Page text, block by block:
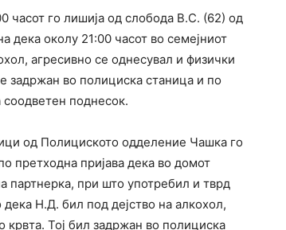
часот го лишиja од слобода В.С. (62) од
дека околу 21:00 часот во семејниот
агресивно се однесувал и физички
задржан во полициска станица и по
соодветен поднесок.
од Полициското одделение Чашка го
претходна пријава дека во домот
партнерка, при што употребил и тврд
Н.Д. бил под дејство на алкохол,
Тој бил задржан во полициска